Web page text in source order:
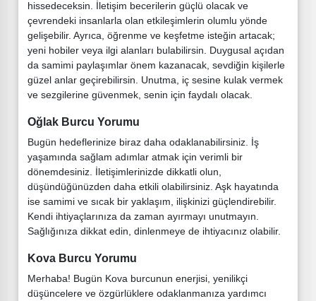
hissedeceksin. İletişim becerilerin güçlü olacak ve
çevrendeki insanlarla olan etkileşimlerin olumlu yönde
gelişebilir. Ayrıca, öğrenme ve keşfetme isteğin artacak;
yeni hobiler veya ilgi alanları bulabilirsin. Duygusal açıdan
da samimi paylaşımlar önem kazanacak, sevdiğin kişilerle
güzel anlar geçirebilirsin. Unutma, iç sesine kulak vermek
ve sezgilerine güvenmek, senin için faydalı olacak.
Oğlak Burcu Yorumu
Bugün hedeflerinize biraz daha odaklanabilirsiniz. İş
yaşamında sağlam adımlar atmak için verimli bir
dönemdesiniz. İletişimlerinizde dikkatli olun,
düşündüğünüzden daha etkili olabilirsiniz. Aşk hayatında
ise samimi ve sıcak bir yaklaşım, ilişkinizi güçlendirebilir.
Kendi ihtiyaçlarınıza da zaman ayırmayı unutmayın.
Sağlığınıza dikkat edin, dinlenmeye de ihtiyacınız olabilir.
Kova Burcu Yorumu
Merhaba! Bugün Kova burcunun enerjisi, yenilikçi
düşüncelere ve özgürlüklere odaklanmanıza yardımcı